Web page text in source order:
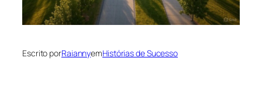
Escrito porRaiannyemHistórias de Sucesso